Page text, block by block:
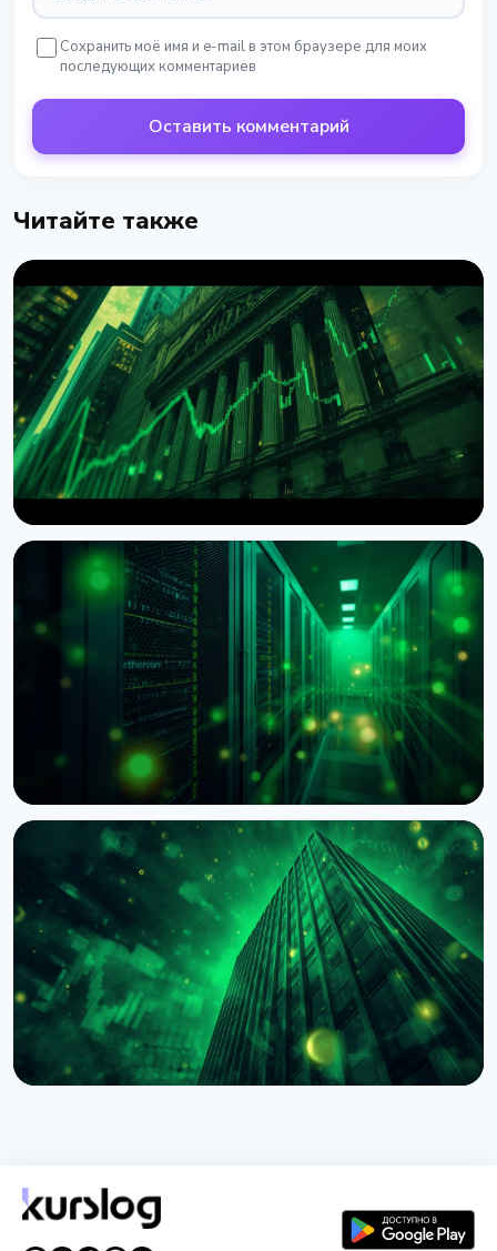
Сохранить моё имя и e-mail в этом браузере для моих
последующих комментариев
Оставить комментарий
Читайте также
НОВОСТЬ
Wintermute получил статус брокера-дилера в
США
7 августа 2026 г.4 мин чтения
НОВОСТЬ
BNY Mellon запускает стейкинг для
институциональных клиентов вместе с Galaxy
4 августа 2026 г. 4 мин чтения
JPMorgan
5 мин чтения